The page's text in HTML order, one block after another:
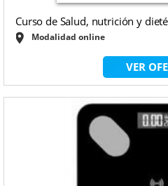
Curso de Salud, nutrición y
Modalidad online
VER